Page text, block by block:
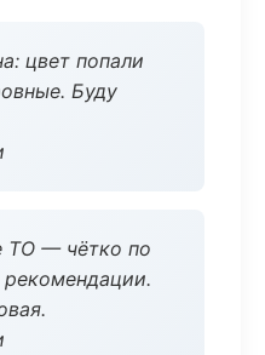
цвет попали
Буду
ТО — чётко по